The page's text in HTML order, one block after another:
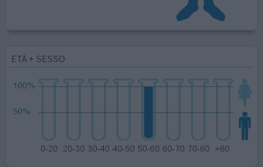
ETÀ + SESSO